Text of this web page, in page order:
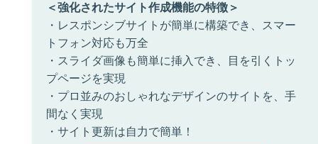
＜強化されたサイト作成機能の特徴＞
・レスポンシブサイトが簡単に構築でき、スマー
トフォン対応も万全
・スライダ画像も簡単に挿入でき、目を引くトッ
プページを実現
・プロ並みのおしゃれなデザインのサイトを、手
間なく実現
・サイト更新は自力で簡単！